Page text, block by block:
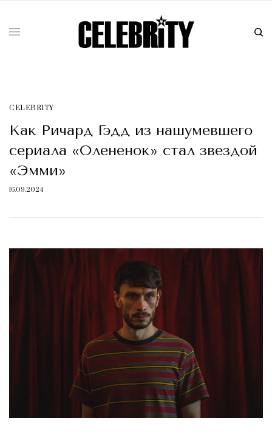
CELEBRITY
Как Ричард Гэдд из нашумевшего
сериала «Олененок» стал звездой
«Эмми»
16.09.2024